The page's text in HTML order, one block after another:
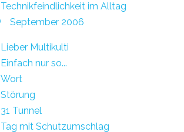
Technikfeindlichkeit im Alltag
September 2006
Lieber Multikulti
Einfach nur so...
Wort
Störung
31 Tunnel
Tag mit Schutzumschlag